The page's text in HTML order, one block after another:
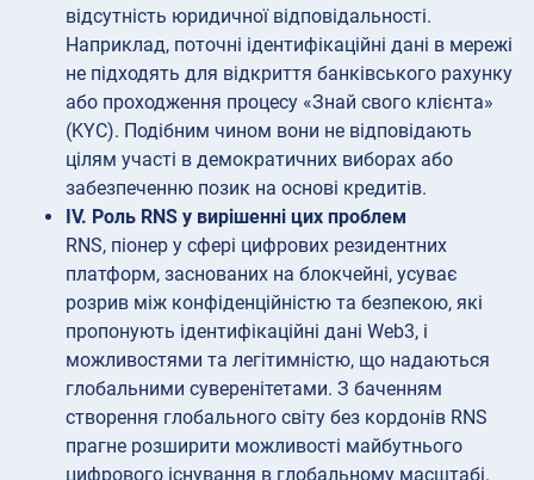
відсутність юридичної відповідальності.
Наприклад, поточні ідентифікаційні дані в мережі
не підходять для відкриття банківського рахунку
або проходження процесу «Знай свого клієнта»
(KYC). Подібним чином вони не відповідають
цілям участі в демократичних виборах або
забезпеченню позик на основі кредитів.
IV. Роль RNS у вирішенні цих проблем
RNS, піонер у сфері цифрових резидентних
платформ, заснованих на блокчейні, усуває
розрив між конфіденційністю та безпекою, які
пропонують ідентифікаційні дані Web3, і
можливостями та легітимністю, що надаються
глобальними суверенітетами. З баченням
створення глобального світу без кордонів RNS
прагне розширити можливості майбутнього
цифрового існування в глобальному масштабі.